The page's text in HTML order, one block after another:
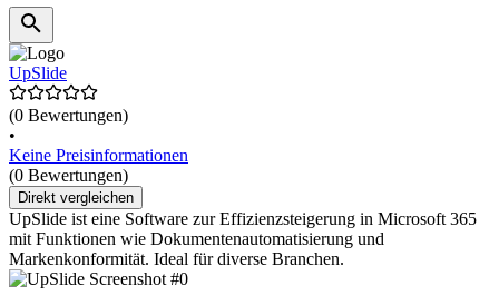
UpSlide
(0 Bewertungen)
•
Keine Preisinformationen
(0 Bewertungen)
Direkt vergleichen
UpSlide ist eine Software zur Effizienzsteigerung in Microsoft 365
mit Funktionen wie Dokumentenautomatisierung und
Markenkonformität. Ideal für diverse Branchen.